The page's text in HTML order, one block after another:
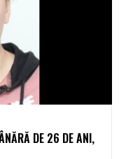
DE 26 DE ANI,